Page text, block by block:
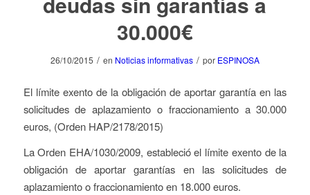
30.000€
26/10/2015 / en Noticias informativas / por ESPINOSA
El límite exento de la obligación de aportar garantía en las
solicitudes de aplazamiento o fraccionamiento a 30.000
euros, (Orden HAP/2178/2015)
La Orden EHA/1030/2009, estableció el límite exento de la
obligación de aportar garantías en las solicitudes de
aplazamiento o fraccionamiento en 18.000 euros.